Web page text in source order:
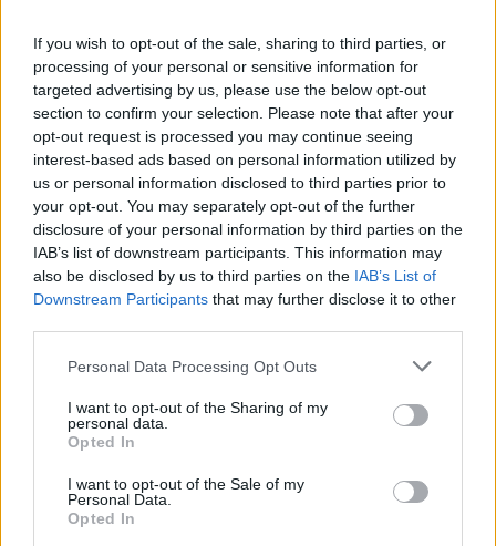
If you wish to opt-out of the sale, sharing to third parties, or
processing of your personal or sensitive information for
targeted advertising by us, please use the below opt-out
section to confirm your selection. Please note that after your
opt-out request is processed you may continue seeing
interest-based ads based on personal information utilized by
us or personal information disclosed to third parties prior to
your opt-out. You may separately opt-out of the further
disclosure of your personal information by third parties on the
IAB’s list of downstream participants. This information may
also be disclosed by us to third parties on the IAB’s List of
Downstream Participants that may further disclose it to other
Personal Data Processing Opt Outs
I want to opt-out of the Sharing of my
personal data.
Opted In
I want to opt-out of the Sale of my
Personal Data.
Opted In
Το FIAT 500 Hybrid τώρα από
18.990 ευρώ
Ατρόμητος και Novibet
συνεχίζουν μαζί: Ανανέωση της
συνεργασίας τους μέχρι το
2028
18η συνεχόμενη χρονιά για τον ΟΤΕ στη διεθνή σειρά δεικτών
FTSE4Good
Alpha Bank: Για πρώτη φορά το
άνοιξε τις πύλες του σε όλους
ΠΕΡΙΣΣΌΤΕΡΑ ΣΕ ΑΥΤΉ ΤΗΝ ΚΑΤΗΓΟΡΊΑ